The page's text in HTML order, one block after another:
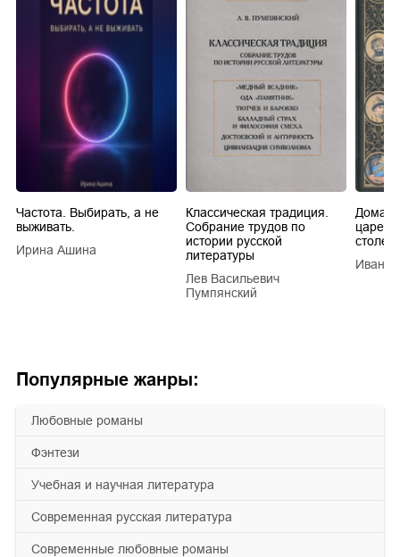
Популярные жанры:
любовные романы
фэнтези
учебная и научная литература
современная русская литература
современные любовные романы
Частота. Выбирать, а не
выживать.
Ирина Ашина
Классическая традиция.
Собрание трудов по
истории русской
литературы
Лев Васильевич
Пумпянский
царей
Иван